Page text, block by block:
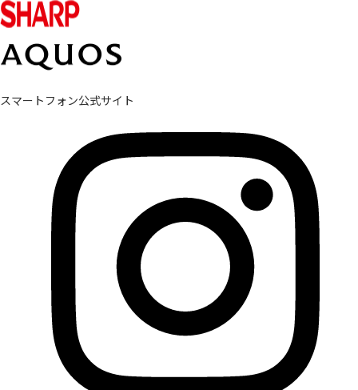
スマートフォン公式サイト